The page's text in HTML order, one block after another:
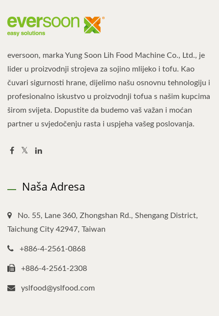
eversoon, marka Yung Soon Lih Food Machine Co., Ltd., je
lider u proizvodnji strojeva za sojino mlijeko i tofu. Kao
čuvari sigurnosti hrane, dijelimo našu osnovnu tehnologiju i
profesionalno iskustvo u proizvodnji tofua s našim kupcima
širom svijeta. Dopustite da budemo vaš važan i moćan
partner u svjedočenju rasta i uspjeha vašeg poslovanja.
Naša Adresa
No. 55, Lane 360, Zhongshan Rd., Shengang District,
Taichung City 42947, Taiwan
+886-4-2561-0868
+886-4-2561-2308
yslfood@yslfood.com